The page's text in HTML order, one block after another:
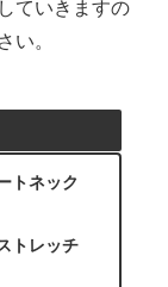
ていきますの
い。
トネック
トレッチ